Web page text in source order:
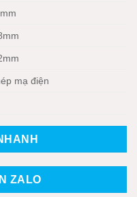
mạ điện
ZALO